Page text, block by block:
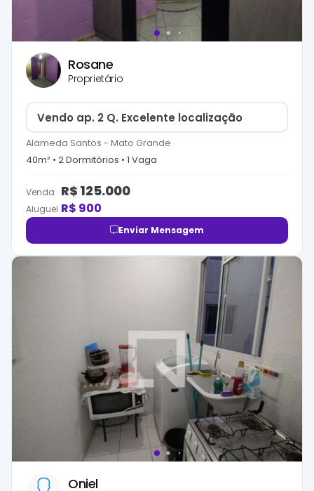
Rosane
Proprietário
Vendo ap. 2 Q. Excelente localização
Alameda Santos - Mato Grande
40m² • 2Dormitórios • 1 Vaga
Venda R$ 125.000
Aluguel R$ 900
Enviar Mensagem
Oniel